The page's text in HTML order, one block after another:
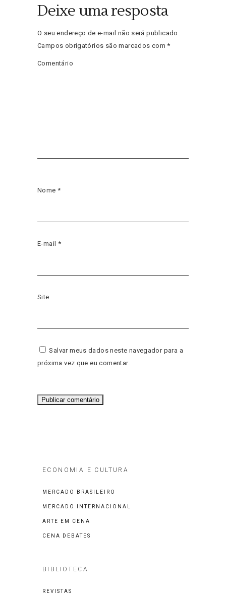
Deixe uma resposta
O seu endereço de e-mail não será publicado.
Campos obrigatórios são marcados com*
Comentário
Nome *
E-mail *
Site
Salvar meus dados neste navegador para a
próxima vez que eu comentar.
ECONOMIA E CULTURA
MERCADO BRASILEIRO
MERCADO INTERNACIONAL
ARTE EM CENA
CENA DEBATES
BIBLIOTECA
REVISTAS